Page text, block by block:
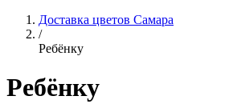
Доставка цветов Самара
/
Ребёнку
Ребёнку